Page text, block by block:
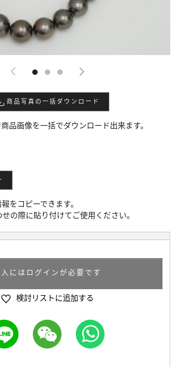
商品写真の一括ダウンロード
品画像を一括でダウンロード出来ます。
をコピーできます。
の際に貼り付けてご使用ください。
にはログインが必要です
検討リストに追加する